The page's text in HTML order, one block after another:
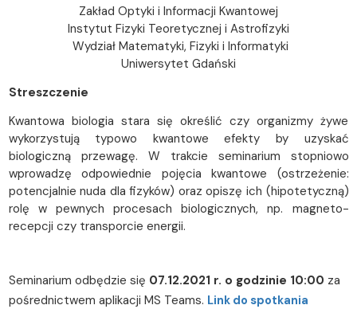
Zakład Optyki i Informacji Kwantowej
Instytut Fizyki Teoretycznej i Astrofizyki
Wydział Matematyki, Fizyki i Informatyki
Uniwersytet Gdański
Streszczenie
Kwantowa biologia stara się określić czy organizmy żywe
wykorzystują typowo kwantowe efekty by uzyskać
biologiczną przewagę. W trakcie seminarium stopniowo
wprowadzę odpowiednie pojęcia kwantowe (ostrzeżenie:
potencjalnie nuda dla fizyków) oraz opiszę ich (hipotetyczną)
rolę w pewnych procesach biologicznych, np. magneto-
recepcji czy transporcie energii.
Seminarium odbędzie się 07.12.2021 r. o godzinie 10:00 za
pośrednictwem aplikacji MS Teams. Link do spotkania